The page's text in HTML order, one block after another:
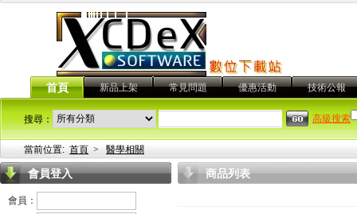
首頁 新品上架 常見問題 優惠活動 技術公報
搜尋： 高級搜索
當前位置: 首頁 > 醫學相關
會員登入
會員：
商品列表